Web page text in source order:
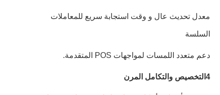
معدل تحديث عال و وقت استجابة سريع للمعاملات
السلسة
دعم متعدد اللمسات لمواجهات POS المتقدمة.
4التخصيص والتكامل المرن